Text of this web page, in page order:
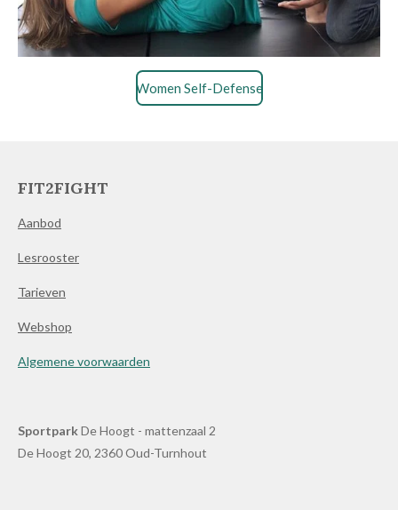
Women Self-Defense
FIT2FIGHT
Aanbod
Lesrooster
Tarieven
Webshop
Algemene voorwaarden
SportparkDe Hoogt - mattenzaal 2
De Hoogt 20, 2360 Oud-Turnhout